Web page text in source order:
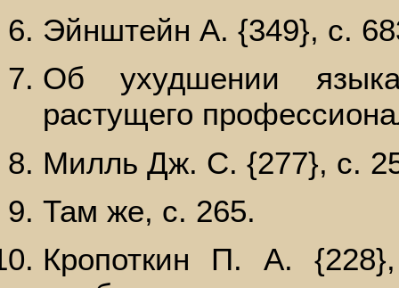
Эйнштейн А. {349}, с.
Об ухудшении
растущего
Милль Дж. С. {277}, с.
Там же, с. 265.
Кропоткин П. А.